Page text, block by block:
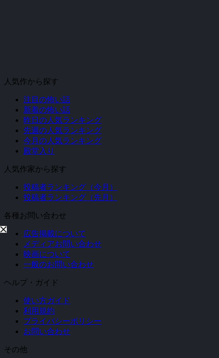
人気作から探す
注目の怖い話
新着の怖い話
昨日の人気ランキング
先週の人気ランキング
今月の人気ランキング
殿堂入り
人気作家から探す
投稿者ランキング（今月）
投稿者ランキング（先月）
各種お問い合わせ
広告掲載について
メディアお問い合わせ
映画について
一般のお問い合わせ
ヘルプ・ガイド
使い方ガイド
利用規約
プライバシーポリシー
お問い合わせ
その他